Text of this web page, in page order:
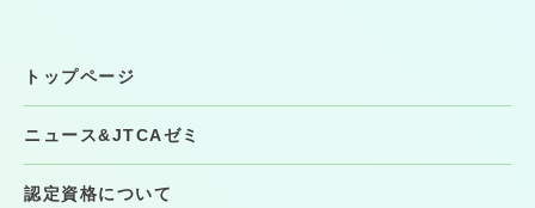
トップページ
ニュース&JTCAゼミ
認定資格について